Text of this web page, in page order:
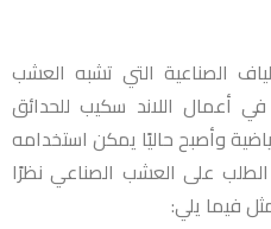
الصناعية التي تشبه العشب
أعمال اللاند سكيب للحدائق
وأصبح حاليًا يمكن استخدامه
على العشب الصناعي نظرًا
فيما يلي: